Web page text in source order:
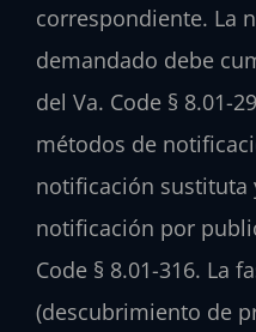
correspondiente. La
demandado debe
del Va. Code § 8.01-
métodos de
notificación sustituta
notificación por
Code § 8.01-316. La
(descubrimiento de